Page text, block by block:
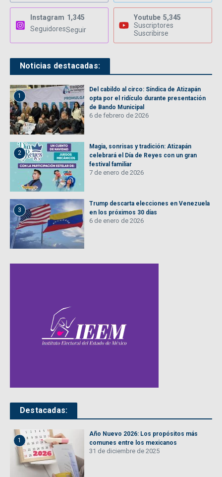
Instagram 1,345
SeguidoresSeguir
Youtube 5,345
Suscriptores
Suscribirse
Noticias destacadas:
1
Del cabildo al circo: Síndica de Atizapán
opta por el ridículo durante presentación
de Bando Municipal
6 de febrero de 2026
2
Magia, sonrisas y tradición: Atizapán
celebrará el Día de Reyes con un gran
festival familiar
7 de enero de 2026
3
Trump descarta elecciones en Venezuela
en los próximos 30 días
6 de enero de 2026
Destacadas:
1
Año Nuevo 2026: Los propósitos más
comunes entre los mexicanos
31 de diciembre de 2025